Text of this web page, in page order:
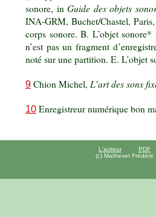
sonore, inGuide des objets
INA-GRM, Buchet/Chastel,
corps sonore. B. L’objet
n’est pas un fragment
noté sur une partition. E. L’objet
9 Chion Michel, L’art des sons
10 Enregistreur numérique bon
L'auteur
PDF
(c) Mathevet Frédéric